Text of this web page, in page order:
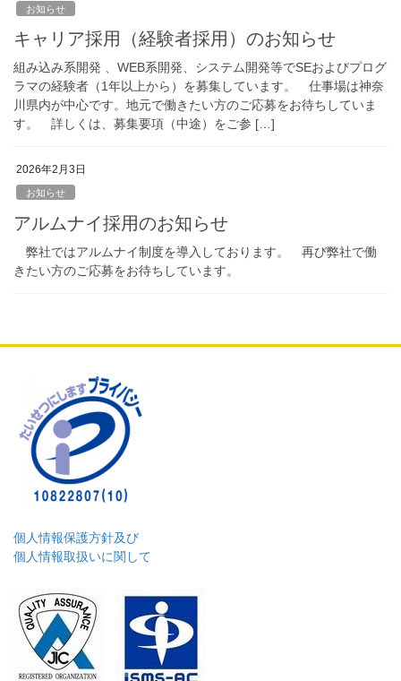
お知らせ
キャリア採用（経験者採用）のお知らせ
組み込み系開発 、WEB系開発、システム開発等でSEおよびプログ
ラマの経験者（1年以上から）を募集しています。 仕事場は神奈
川県内が中心です。地元で働きたい方のご応募をお待ちしていま
す。 詳しくは、募集要項（中途）をご参 […]
2026年2月3日
お知らせ
アルムナイ採用のお知らせ
弊社ではアルムナイ制度を導入しております。 再び弊社で働
きたい方のご応募をお待ちしています。
個人情報保護方針及び
個人情報取扱いに関して